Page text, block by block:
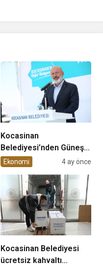
Kocasinan
Belediyesi’nden Güneş
Enerjisi Hamlesi
Ekonomi 4 ay önce
Kocasinan Belediyesi
ücretsiz kahvaltı